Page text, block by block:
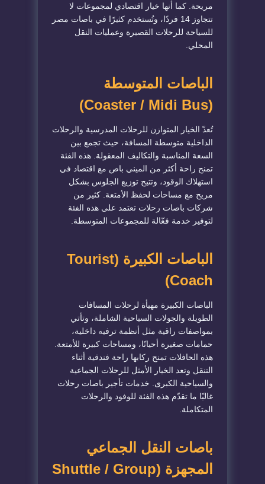
مريحة. كما أنها خيار اقتصادي لمجموعات لا
تتجاوز 14 فردًا، وتُستخدم كثيرًا في باصات مصر
للسياحة للرحلات القصيرة وعمليات النقل
المحلي.
الباصات المتوسطة
(Coaster / Midi Bus)
تُعدّ الخيار المتوازن للرحلات المدرسية والرحلات
الداخلية متوسطة المسافة، حيث تجمع بين
السعة المناسبة والتكاليف المعقولة. هذه الفئة
تمنح راحة أكثر من الميني باص مع اقتصاد في
استهلاك الوقود، وتتيح توزيع الجلوس بشكل
مريح مع مساحات لحفظ الأمتعة. كثير من
شركات باصات رحلات تعتمد على هذه الفئة
لتوفير خدمة فعّالة للمجموعات المتوسطة.
الباصات الكبيرة (Tourist
Coach)
الباصات الكبيرة مهيأة لرحلات المسافات
الطويلة والجولات السياحية الشاملة، وتأتي
بمواصفات راقية مثل أنظمة ترفيه داخلية،
حمامات صغيرة أحيانًا، ومساحات كبيرة للأمتعة.
هذه الحافلات تمنح ركابها راحة فندقية أثناء
التنقل وتعد الخيار الأمثل للرحلات الجماعية
والسياحية الكبرى. خدمات تأجير باصات رحلات
غالبًا ما تقدّم هذه الفئة للوفود والرحلات
المتكاملة.
باصات النقل الجماعي
المجهزة (Shuttle / Group